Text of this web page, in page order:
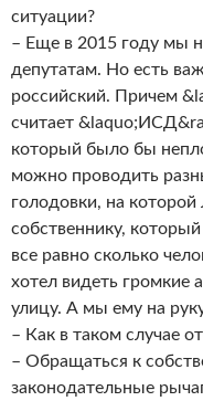
ситуации?
– Еще в 2015 году мы
депутатам. Но есть
российский. Причем
считает
который было бы
можно проводить
голодовки, на
собственнику,
все равно сколько
хотел видеть громкие
улицу. А мы ему на
– Как в таком случае
– Обращаться к
законодательные